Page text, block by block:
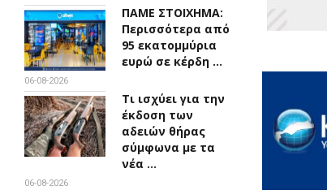
ΠΑΜΕ ΣΤΟΙΧΗΜΑ:
Περισσότερα από
95 εκατομμύρια
ευρώ σε κέρδη …
06-08-2026
Τι ισχύει για την
έκδοση των
αδειών θήρας
σύμφωνα με τα
νέα …
06-08-2026